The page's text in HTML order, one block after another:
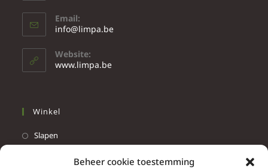
Beheer cookie toestemming
Email:
info@limpa.be
Website:
www.limpa.be
Winkel
Slapen